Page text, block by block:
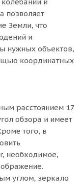
позволяет
Земли, что
и
нужных объектов,
координатных
расстоянием 17
обзора и имеет
того, в
необходимое,
углом, зеркало